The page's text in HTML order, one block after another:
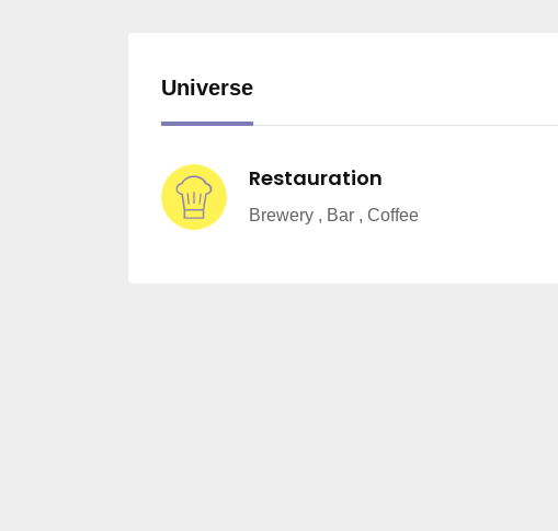
Universe
Restauration
Brewery , Bar , Coffee